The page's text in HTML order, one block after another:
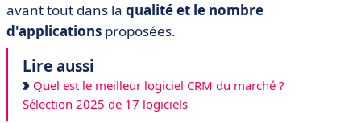
avant tout dans la qualité et le nombre
d'applications proposées.
Lire aussi
Quel est le meilleur logiciel CRM du marché ?
Sélection 2025 de 17 logiciels